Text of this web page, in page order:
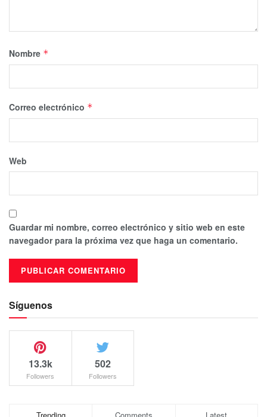
Nombre *
Correo electrónico *
Web
Guardar mi nombre, correo electrónico y sitio web en este
navegador para la próxima vez que haga un comentario.
Síguenos
13.3k
Followers
502
Followers